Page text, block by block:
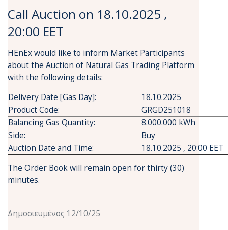
Call Auction on 18.10.2025 ,
20:00 EET
HEnEx would like to inform Market Participants
about the Auction of Natural Gas Trading Platform
with the following details:
Delivery Date [Gas Day]:
18.10.2025
Product Code:
GRGD251018
Balancing Gas Quantity:
8.000.000 kWh
Side:
Buy
Auction Date and Time:
18.10.2025 , 20:00 EET
The Order Book will remain open for thirty (30)
minutes.
Δημοσιευμένος 12/10/25